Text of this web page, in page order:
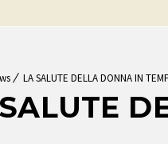
LA SALUTE DELLA DONNA IN